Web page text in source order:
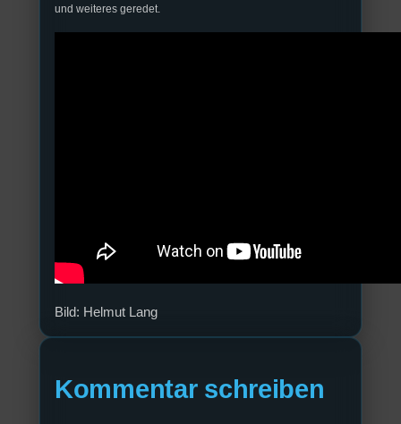
und weiteres geredet.
Bild: Helmut Lang
Kommentar schreiben